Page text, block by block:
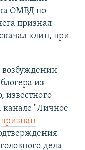
ОМВД по
признал
клип, при
из
известного
канале "Личное
признан
дела